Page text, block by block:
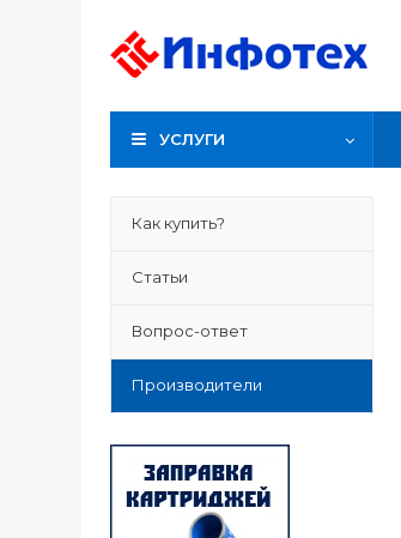
УСЛУГИ
Как купить?
Статьи
Вопрос-ответ
Производители